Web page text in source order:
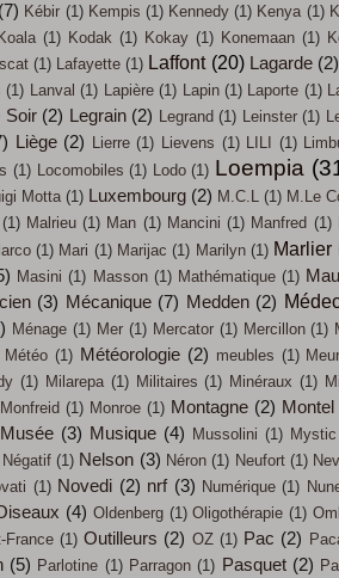
(7) Kébir (1) Kempis (1) Kennedy (1) Kenya (1)
Koala (1) Kodak (1) Kokay (1) Konemaan (1)
(1) Lafayette (1) Laffont (20) Lagarde (2)
(1) Lanval (1) Lapière (1) Lapin (1) Laporte (1)
Soir (2) Legrain (2) Legrand (1) Leinster (1)
Liège (2) Lierre (1) Lievens (1) LILI (1)
(1) Locomobiles (1) Lodo (1) Loempia
Motta (1) Luxembourg (2) M.C.L (1) M.Le
(1) Malrieu (1) Man (1) Mancini (1) Manfred (1)
(1) Mari (1) Marijac (1) Marilyn (1) Marlier
Masini (1) Masson (1) Mathématique (1)
(3) Mécanique (7) Medden (2)
Ménage (1) Mer (1) Mercator (1) Mercillon (1)
Météo (1) Météorologie (2) meubles (1)
(1) Milarepa (1) Militaires (1) Minéraux (1)
Monfreid (1) Monroe (1) Montagne (2) Montel
Musée (3) Musique (4) Mussolini (1) Mystic
Négatif (1) Nelson (3) Néron (1) Neufort (1)
(1) Novedi (2) nrf (3) Numérique (1)
(4) Oldenberg (1) Oligothérapie (1)
France (1) Outilleurs (2) OZ (1) Pac (2)
(5) Parlotine (1) Parragon (1) Pasquet (2)